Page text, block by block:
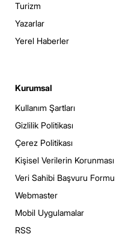
Turizm
Yazarlar
Yerel Haberler
Kurumsal
Kullanım Şartları
Gizlilik Politikası
Çerez Politikası
Kişisel Verilerin Korunması
Veri Sahibi Başvuru Formu
Webmaster
Mobil Uygulamalar
RSS